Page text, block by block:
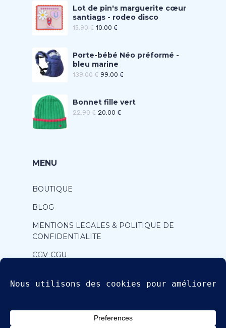
Lot de pin's marguerite cœur
santiags - rodeo disco
15.90€ 10.00 €
Porte-bébé Néo préformé -
bleu marine
139.00€ 99.00 €
Bonnet fille vert
22.90€ 20.00 €
MENU
BOUTIQUE
BLOG
MENTIONS LEGALES & POLITIQUE DE
CONFIDENTIALITE
CGV-CGU